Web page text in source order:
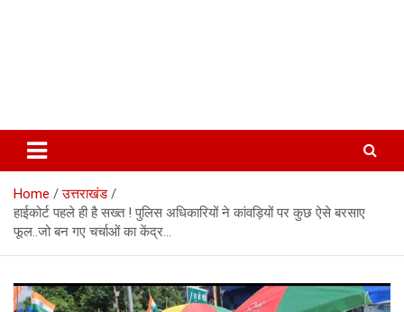
Home
उत्तराखंड
हाईकोर्ट पहले ही है सख्त ! पुलिस अधिकारियों ने कांवड़ियों पर कुछ ऐसे बरसाए
फूल..जो बन गए चर्चाओं का केंद्र…